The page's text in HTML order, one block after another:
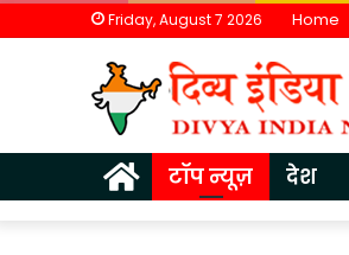
Friday, August 7 2026 Home
Homeटॉप न्यूज़ देश